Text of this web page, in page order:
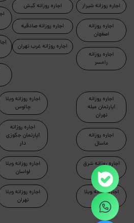
اجاره روزانه شیراز
اجاره روزانه
اصفهان
اجاره روزانه
رامسر
اجاره روزانه کیش
اجاره روزانه صادقیه
اجاره روزانه غرب تهران
اجاره روزانه
آپارتمان مبله
تهران
اجاره روزانه
ماسال
اجاره روزانه شرق
تهران
اجاره روزانه ویلا
دماوند
اجاره روزانه ویلا
چالوس
اجاره روزانه
آپارتمان جکوزی
دار
اجاره روزانه ویلا
لواسان
اجاره روزانه ویلا
تهران